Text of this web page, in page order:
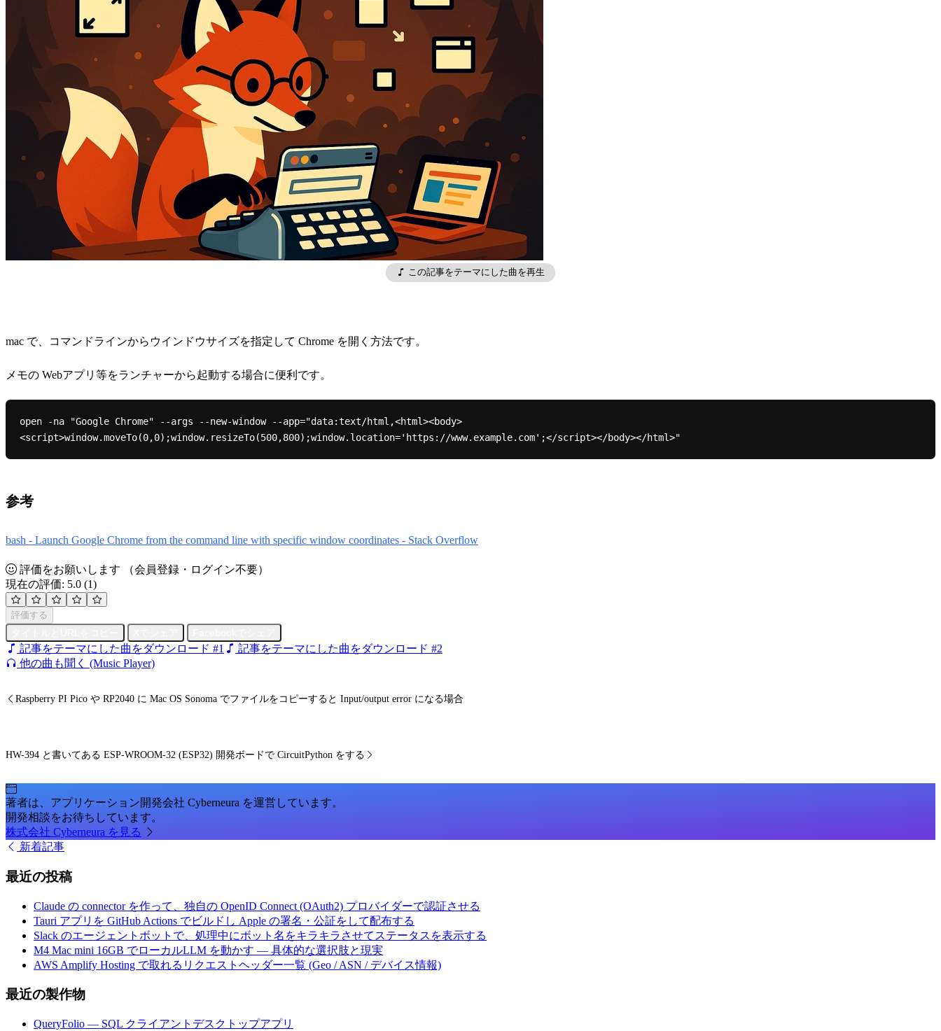
この記事をテーマにした曲を再生
mac で、コマンドラインからウインドウサイズを指定して Chrome を開く方法です。
メモの Webアプリ等をランチャーから起動する場合に便利です。
open -na "Google Chrome" --args --new-window --app="data:text/html,<html><body>
参考
bash - Launch Google Chrome from the command line with specific window coordinates - Stack Overflow
評価をお願いします
（会員登録・ログイン不要）
現在の評価: 5.0 (1)
評価する
記事をテーマにした曲をダウンロード #1
記事をテーマにした曲をダウンロード #2
他の曲も聞く (Music Player)
Raspberry PI Pico や RP2040 に Mac OS Sonoma でファイルをコピーすると Input/output error になる場合
HW-394 と書いてある ESP-WROOM-32 (ESP32) 開発ボードで CircuitPython をする
著者は、アプリケーション開発会社 Cyberneura を運営しています。
開発相談をお待ちしています。
株式会社 Cyberneura を見る
新着記事
最近の投稿
Claude の connector を作って、独自の OpenID Connect (OAuth2) プロバイダーで認証させる
Tauri アプリを GitHub Actions でビルドし Apple の署名・公証をして配布する
Slack のエージェントボットで、処理中にボット名をキラキラさせてステータスを表示する
M4 Mac mini 16GB でローカルLLM を動かす — 具体的な選択肢と現実
AWS Amplify Hosting で取れるリクエストヘッダー一覧 (Geo / ASN / デバイス情報)
最近の製作物
QueryFolio — SQL クライアントデスクトップアプリ